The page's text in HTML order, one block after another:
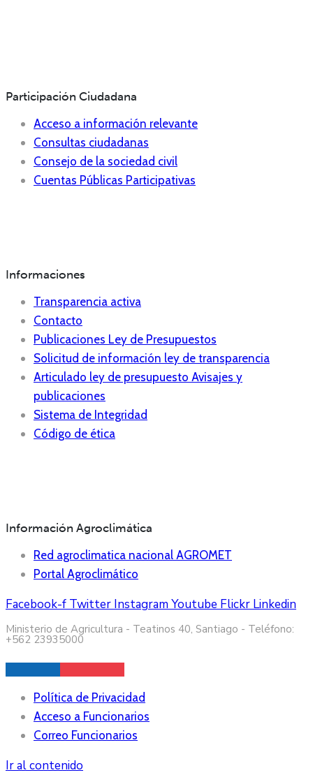
Participación Ciudadana
Acceso a información relevante
Consultas ciudadanas
Consejo de la sociedad civil
Cuentas Públicas Participativas
Informaciones
Transparencia activa
Contacto
Publicaciones Ley de Presupuestos
Solicitud de información ley de transparencia
Articulado ley de presupuesto Avisajes y
publicaciones
Sistema de Integridad
Código de ética
Información Agroclimática
Red agroclimatica nacional AGROMET
Portal Agroclimático
Facebook-f Twitter InstagramYoutube Flickr Linkedin
Ministerio de Agricultura - Teatinos 40, Santiago - Teléfono:
+562 23935000
Política de Privacidad
Acceso a Funcionarios
Correo Funcionarios
Ir al contenido